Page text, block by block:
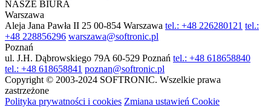
NASZE BIURA
Warszawa
Aleja Jana Pawła II 25 00-854 Warszawa tel.: +48 226280121 tel.:
+48 228856296 warszawa@softronic.pl
Poznań
ul. J.H. Dąbrowskiego 79A 60-529 Poznań tel.: +48 618658840
tel.: +48 618658841 poznan@softronic.pl
Copyright © 2003-2024 SOFTRONIC. Wszelkie prawa
zastrzeżone
Polityka prywatności i cookies Zmiana ustawień Cookie